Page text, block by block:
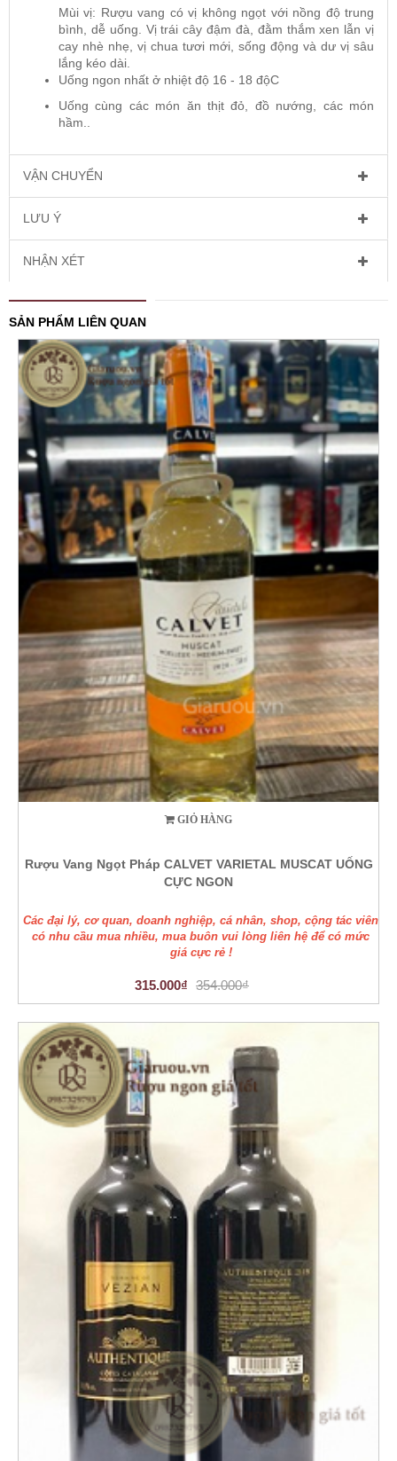
Mùi vị: Rượu vang có vị không ngọt với nồng độ trung
bình, dễ uống. Vị trái cây đậm đà, đằm thắm xen lẫn vị
cay nhè nhẹ, vị chua tươi mới, sống động và dư vị sâu
lắng kéo dài.
Uống ngon nhất ở nhiệt độ 16 - 18 độC
Uống cùng các món ăn thịt đỏ, đồ nướng, các món
hầm..
VẬN CHUYỂN
LƯU Ý
NHẬN XÉT
SẢN PHẨM LIÊN QUAN
GIỎ HÀNG
Rượu Vang Ngọt Pháp CALVET VARIETAL MUSCAT UỐNG
CỰC NGON
Các đại lý, cơ quan, doanh nghiệp, cá nhân, shop, cộng tác viên
có nhu cầu mua nhiều, mua buôn vui lòng liên hệ để có mức
giá cực rẻ !
315.000₫ 354.000₫